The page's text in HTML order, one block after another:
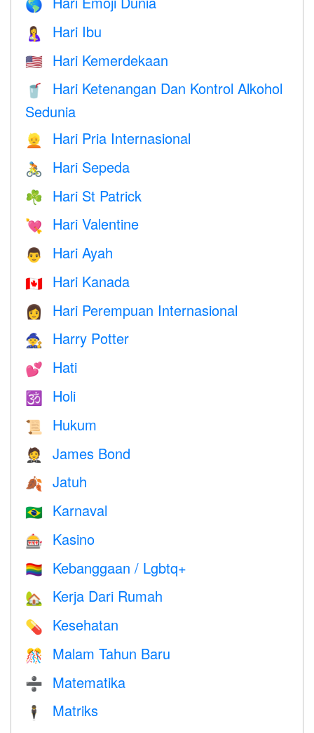
🌎
🤱 Hari Ibu
🇺🇸 Hari Kemerdekaan
🥤
Hari Ketenangan Dan Kontrol Alkohol
Sedunia
👱 Hari Pria Internasional
🚴 Hari Sepeda
☘️ Hari St Patrick
💘 Hari Valentine
👨 Hari Ayah
🇨🇦 Hari Kanada
👩 Hari Perempuan Internasional
🧙 Harry Potter
💕 Hati
🕉 Holi
📜 Hukum
🤵 James Bond
🍂 Jatuh
🇧🇷 Karnaval
🎰 Kasino
🏳️‍🌈 Kebanggaan / Lgbtq+
🏡 Kerja Dari Rumah
💊 Kesehatan
🎊 Malam Tahun Baru
➗ Matematika
🕴️ Matriks